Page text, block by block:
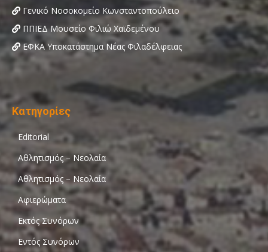
Γενικό Νοσοκομείο Κωνσταντοπούλειο
ΠΠΙΕΔ Μουσείο Φιλιώ Χαϊδεμένου
ΕΦΚΑ Υποκατάστημα Νέας Φιλαδέλφειας
Κατηγορίες
Editorial
Αθλητισμός – Νεολαία
Αθλητισμός – Νεολαία
Αφιερώματα
Εκτός Συνόρων
Εντός Συνόρων